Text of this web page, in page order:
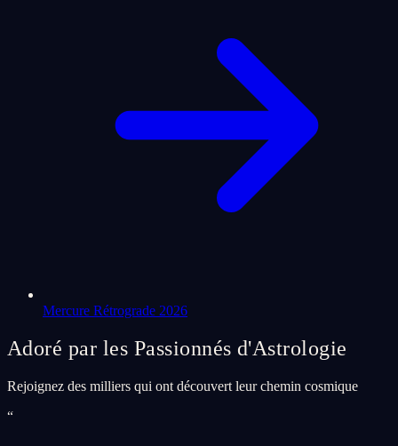
Mercure Rétrograde 2026
Adoré par les Passionnés d'Astrologie
Rejoignez des milliers qui ont découvert leur chemin cosmique
“